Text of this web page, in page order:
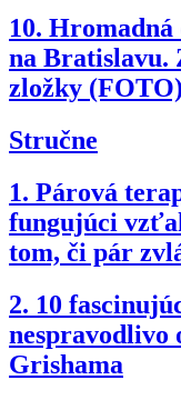
10. Hromadná
na Bratislavu.
zložky (FOTO)
Stručne
1. Párová
fungujúci
tom, či pár
2. 10
nespravodlivo
Grishama